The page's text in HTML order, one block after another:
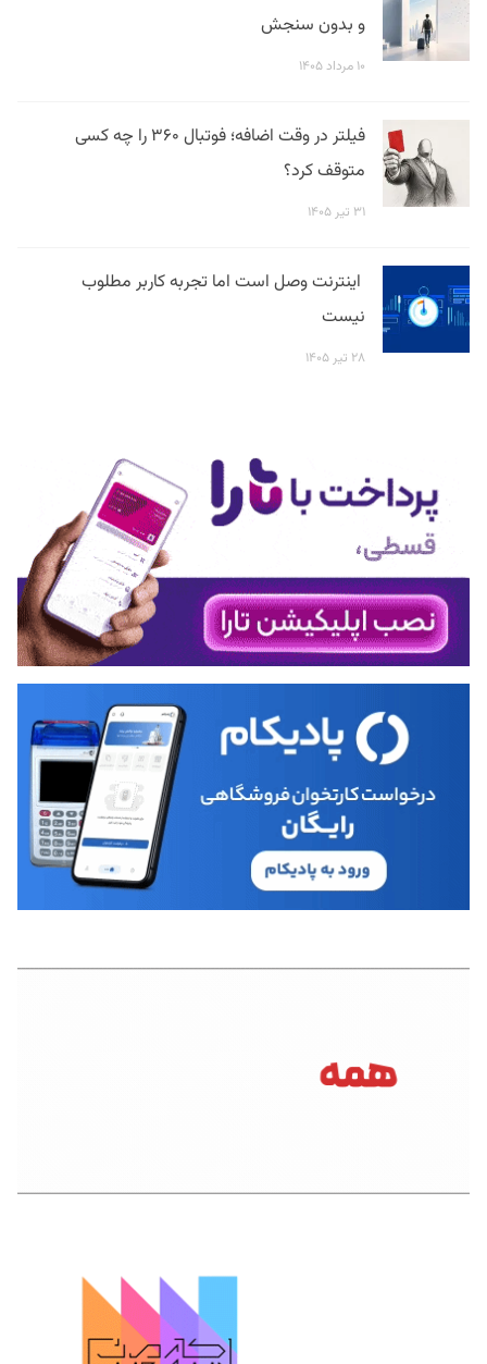
و بدون سنجش
۱۰ مرداد ۱۴۰۵
فیلتر در وقت اضافه؛ فوتبال ۳۶۰ را چه کسی
متوقف کرد؟
۳۱ تیر ۱۴۰۵
اینترنت وصل است اما تجربه کاربر مطلوب
نیست
۲۸ تیر ۱۴۰۵